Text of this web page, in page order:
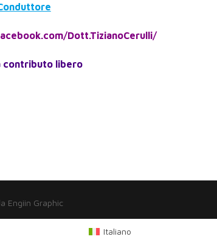
Dott.TizianoCerulli/
contributo libero
Engiin Graphic
Italiano